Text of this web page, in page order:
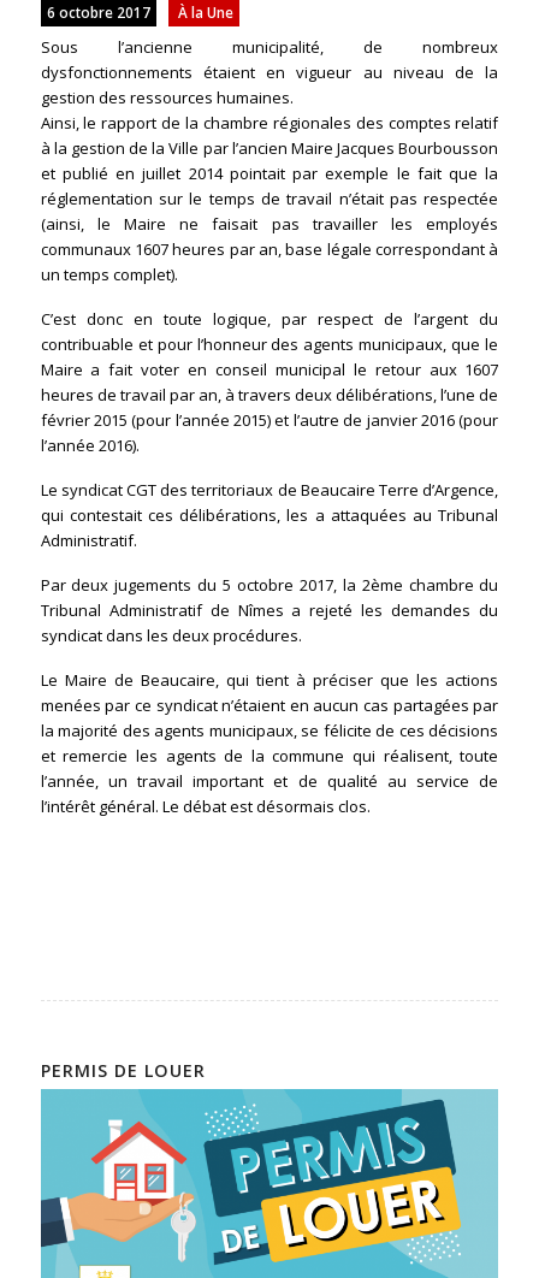
6 octobre 2017 À la Une
Sous l’ancienne municipalité, de nombreux
dysfonctionnements étaient en vigueur au niveau de la
gestion des ressources humaines.
Ainsi, le rapport de la chambre régionales des comptes relatif
à la gestion de la Ville par l’ancien Maire Jacques Bourbousson
et publié en juillet 2014 pointait par exemple le fait que la
réglementation sur le temps de travail n’était pas respectée
(ainsi, le Maire ne faisait pas travailler les employés
communaux 1607 heures par an, base légale correspondant à
un temps complet).
C’est donc en toute logique, par respect de l’argent du
contribuable et pour l’honneur des agents municipaux, que le
Maire a fait voter en conseil municipal le retour aux 1607
heures de travail par an, à travers deux délibérations, l’une de
février 2015 (pour l’année 2015) et l’autre de janvier 2016 (pour
l’année 2016).
Le syndicat CGT des territoriaux de Beaucaire Terre d’Argence,
qui contestait ces délibérations, les a attaquées au Tribunal
Administratif.
Par deux jugements du 5 octobre 2017, la 2ème chambre du
Tribunal Administratif de Nîmes a rejeté les demandes du
syndicat dans les deux procédures.
Le Maire de Beaucaire, qui tient à préciser que les actions
menées par ce syndicat n’étaient en aucun cas partagées par
la majorité des agents municipaux, se félicite de ces décisions
et remercie les agents de la commune qui réalisent, toute
l’année, un travail important et de qualité au service de
l’intérêt général. Le débat est désormais clos.
PERMIS DE LOUER